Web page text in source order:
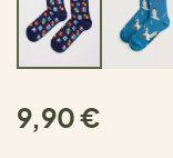
9,90 €